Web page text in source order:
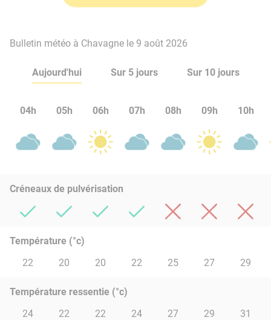
Bulletin météo à Chavagne le 9 août 2026
Aujourd'hui Sur 5 jours Sur 10 jours
04h 05h 06h 07h 08h 09h 10h
Créneaux de pulvérisation
Température (°c)
22
20 20 22 25 27 29
Température ressentie (°c)
24
22 22 24 27 29 31